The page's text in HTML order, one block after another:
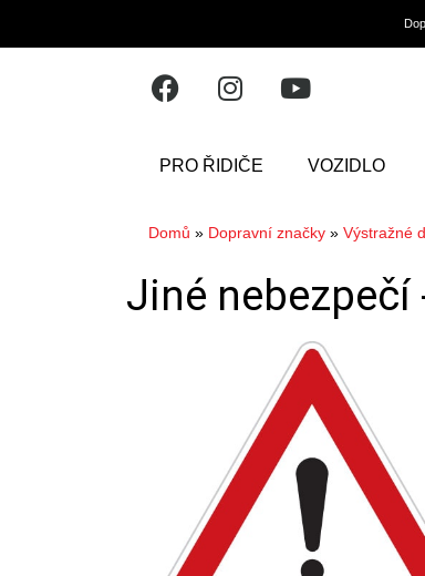
PRO ŘIDIČE VOZIDLO
Domů » Dopravní značky » Výstražné
Jiné nebezpečí